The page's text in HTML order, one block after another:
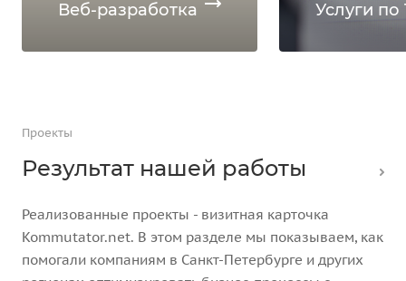
Веб-разработка Услуги по
Проекты
Результат нашей работы
Реализованные проекты - визитная карточка
Kommutator.net. В этом разделе мы показываем, как
помогали компаниям в Санкт-Петербурге и других